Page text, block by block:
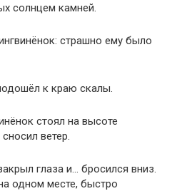
солнцем камней.
страшно ему было
к краю скалы.
стоял на высоте
ветер.
глаза и… бросился вниз.
одном месте, быстро